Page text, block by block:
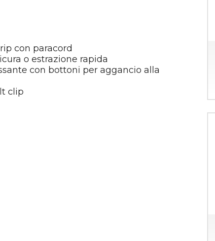
con paracord
o estrazione rapida
con bottoni per aggancio alla
clip